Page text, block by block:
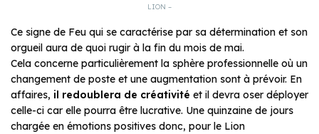
LION –
Ce signe de Feu qui se caractérise par sa détermination et son
orgueil aura de quoi rugir à la fin du mois de mai.
Cela concerne particulièrement la sphère professionnelle où un
changement de poste et une augmentation sont à prévoir. En
affaires, il redoublera de créativité et il devra oser déployer
celle-ci car elle pourra être lucrative. Une quinzaine de jours
chargée en émotions positives donc, pour le Lion